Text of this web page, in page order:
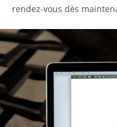
rendez-vous dès